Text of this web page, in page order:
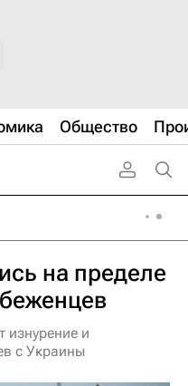
Общество
на пределе
изнурение и
с Украины